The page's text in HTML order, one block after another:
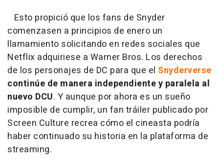
Esto propició que los fans de Snyder
comenzasen a principios de enero un
llamamiento solicitando en redes sociales que
Netflix adquiriese a Warner Bros. Los derechos
de los personajes de DC para que el Snyderverse
continúe de manera independiente y paralela al
nuevo DCU. Y aunque por ahora es un sueño
imposible de cumplir, un fan tráiler publicado por
Screen Culture recrea cómo el cineasta podría
haber continuado su historia en la plataforma de
streaming.